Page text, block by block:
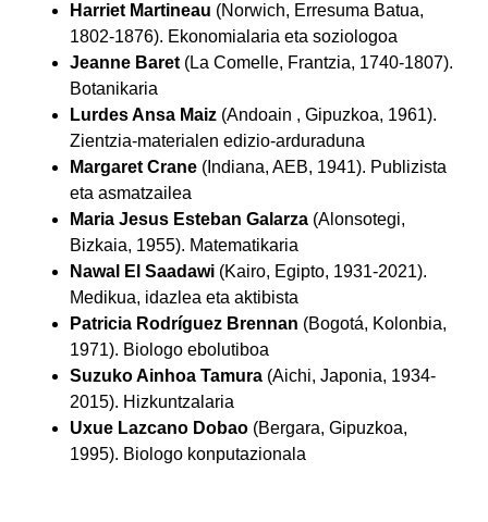
Harriet Martineau (Norwich, Erresuma Batua,
1802-1876). Ekonomialaria eta soziologoa
Jeanne Baret (La Comelle, Frantzia, 1740-1807).
Botanikaria
Lurdes Ansa Maiz (Andoain , Gipuzkoa, 1961).
Zientzia-materialen edizio-arduraduna
Margaret Crane (Indiana, AEB, 1941). Publizista
eta asmatzailea
Maria Jesus Esteban Galarza (Alonsotegi,
Bizkaia, 1955). Matematikaria
Nawal El Saadawi (Kairo, Egipto, 1931-2021).
Medikua, idazlea eta aktibista
Patricia Rodríguez Brennan (Bogotá, Kolonbia,
1971). Biologo ebolutiboa
Suzuko Ainhoa Tamura (Aichi, Japonia, 1934-
2015). Hizkuntzalaria
Uxue Lazcano Dobao (Bergara, Gipuzkoa,
1995). Biologo konputazionala